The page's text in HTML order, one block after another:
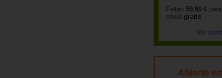
Faltan 59,90 €
envío gratis
Ver
Abierto